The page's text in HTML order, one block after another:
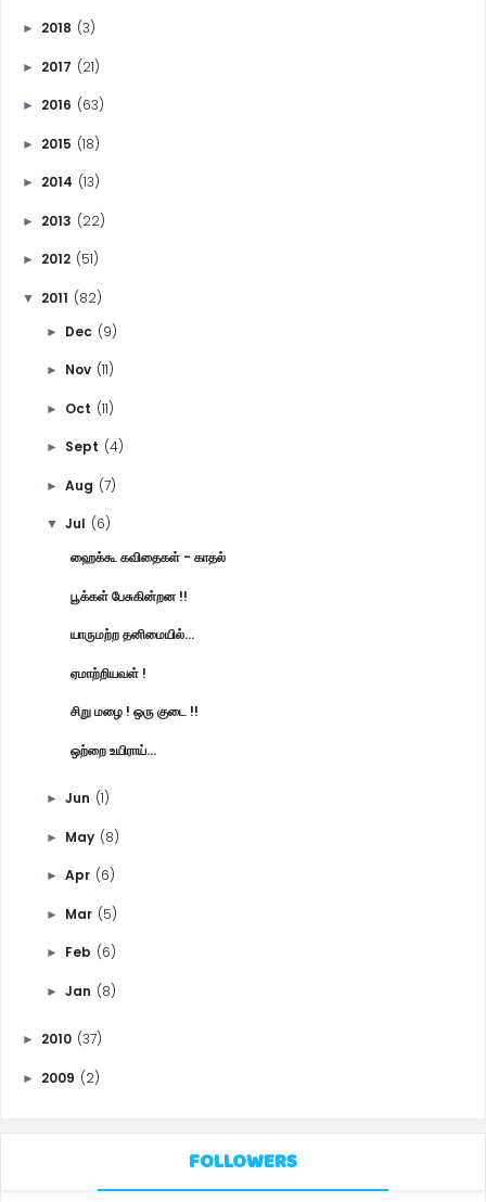
► 2018 (3)
► 2017 (21)
► 2016 (63)
► 2015 (18)
► 2014 (13)
► 2013 (22)
► 2012 (51)
▼ 2011 (82)
► Dec (9)
► Nov (11)
► Oct (11)
► Sept (4)
► Aug (7)
▼ Jul (6)
ஹைக்கூ கவிதைகள் - காதல்
பூக்கள் பேசுகின்றன !!
யாருமற்ற தனிமையில்...
ஏமாற்றியவள் !
சிறு மழை ! ஒரு குடை !!
ஒற்றை உயிராய்...
► Jun (1)
► May (8)
► Apr (6)
► Mar (5)
► Feb (6)
► Jan (8)
► 2010 (37)
► 2009 (2)
FOLLOWERS